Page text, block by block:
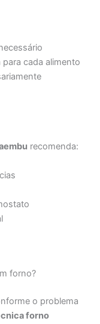
cada alimento
recomenda:
forno?
o problema
forno